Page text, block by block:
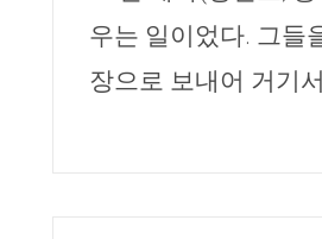
우는 일이었다. 그들
장으로 보내어 거기